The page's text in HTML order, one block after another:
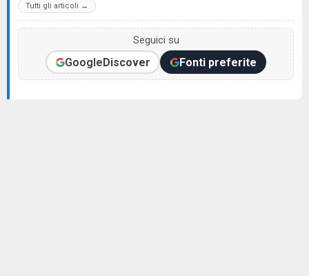
Tutti gli articoli →
Seguici su
GoogleDiscover Fonti preferite